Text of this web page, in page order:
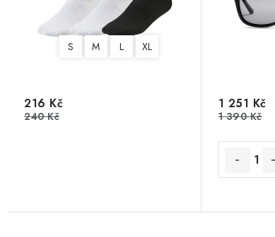
S M L XL
216 Kč
240 Kč
1 251 Kč
1 390 Kč